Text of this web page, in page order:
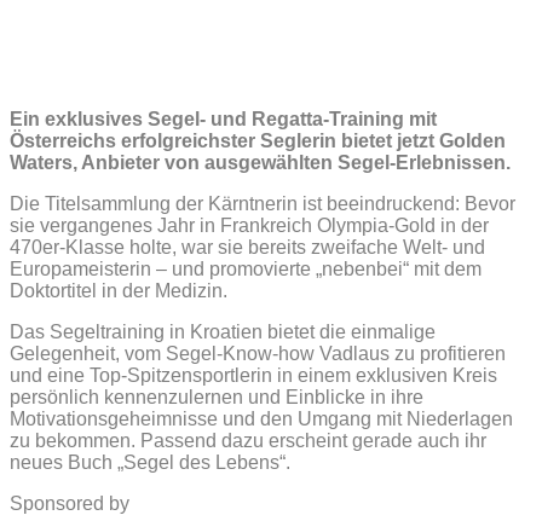
Ein exklusives Segel- und Regatta-Training mit
Österreichs erfolgreichster Seglerin bietet jetzt Golden
Waters, Anbieter von ausgewählten Segel-Erlebnissen.
Die Titelsammlung der Kärntnerin ist beeindruckend: Bevor
sie vergangenes Jahr in Frankreich Olympia-Gold in der
470er-Klasse holte, war sie bereits zweifache Welt- und
Europameisterin – und promovierte „nebenbei“ mit dem
Doktortitel in der Medizin.
Das Segeltraining in Kroatien bietet die einmalige
Gelegenheit, vom Segel-Know-how Vadlaus zu profitieren
und eine Top-Spitzensportlerin in einem exklusiven Kreis
persönlich kennenzulernen und Einblicke in ihre
Motivationsgeheimnisse und den Umgang mit Niederlagen
zu bekommen. Passend dazu erscheint gerade auch ihr
neues Buch „Segel des Lebens“.
Sponsored by